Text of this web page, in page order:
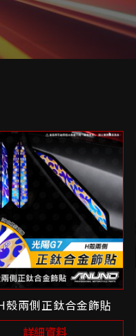
殼兩側正鈦合金飾貼
詳細資料